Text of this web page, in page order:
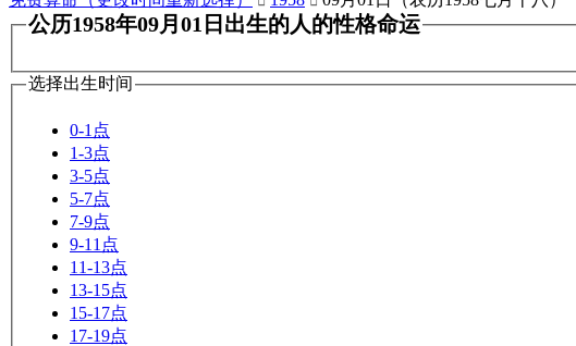
公历1958年09月01日出生的人的性格命运
选择出生时间
0-1点
1-3点
3-5点
5-7点
7-9点
9-11点
11-13点
13-15点
15-17点
17-19点